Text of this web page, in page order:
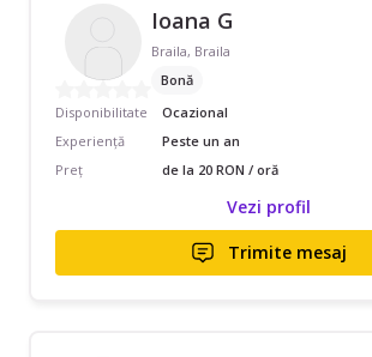
Ioana G
Braila, Braila
Bonă
Disponibilitate
Ocazional
Experiență
Peste un an
Preț
de la 20 RON / oră
Vezi profil
Trimite mesaj